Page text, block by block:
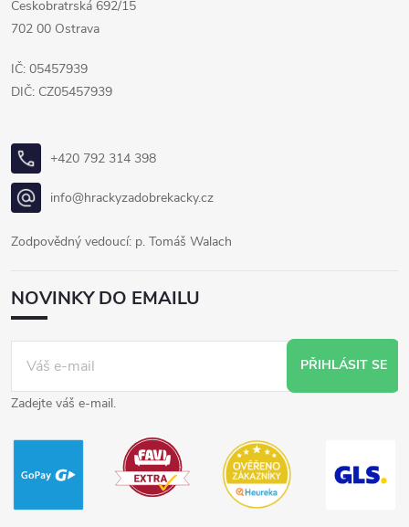
Českobratrská 692/15
702 00 Ostrava
IČ: 05457939
DIČ: CZ05457939
+420 792 314 398
info@hrackyzadobrekacky.cz
Zodpovědný vedoucí: p. Tomáš Walach
NOVINKY DO EMAILU
PŘIHLÁSIT SE
Zadejte váš e-mail.